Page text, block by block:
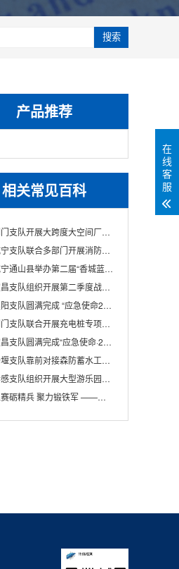
搜索
产品推荐
相关常见百科
支队开展大跨度大空间厂房灭火救援实战演练
支队联合多部门开展消防安全夜巡行动
山县举办第二届“香城蓝焰杯”全民消防安全技能比武竞赛
支队组织开展第二季度战勤保障全要素实战演练
圆满完成 “应急使命2026” 湖北特大洪水防汛抗洪演习核心科目参演任务
队联合开展充电桩专项检查 筑牢新能源充电安全防线
队圆满完成“应急使命·2026”湖北特大洪水防汛抗洪演习任务
支队靠前对接森防蓄水工程赋能山林灭火实战
支队组织开展大型游乐园灭火救援综合演练
精兵 聚力锻铁军 ——武汉支队第八届“江城尖兵”比武竞赛圆满落幕
在
线
客
服